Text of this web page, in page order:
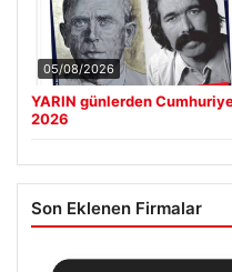
05/08/2026
YARIN günlerden
2026
Son Eklenen Firmalar